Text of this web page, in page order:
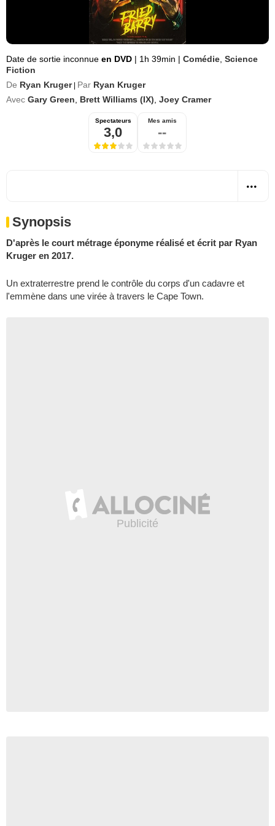
Date de sortie inconnue en DVD | 1h 39min | Comédie Science
Fiction
De Ryan Kruger Par Ryan Kruger
Avec Gary Green Brett Williams (IX) Joey Cramer
Spectateurs
3,0
Mes amis
--
Synopsis
D'après le court métrage éponyme réalisé et écrit par Ryan
Kruger en 2017.
Un extraterrestre prend le contrôle du corps d'un cadavre et
l'emmène dans une virée à travers le Cape Town.